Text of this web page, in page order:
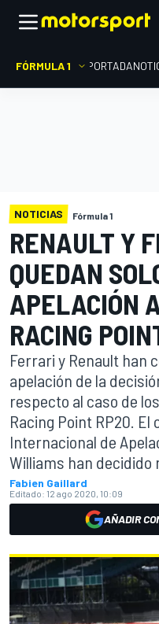
FÓRMULA 1 PORTADA
NOTICIAS Fórmula 1
RENAULT Y
QUEDAN
APELACIÓN
RACING
Ferrari y Renault han
apelación de la
respecto al caso de
Racing Point RP20. El
Internacional de
Williams han decidido
Fabien Gaillard
Editado: 12 ago 2020, 10:09
AÑADIR